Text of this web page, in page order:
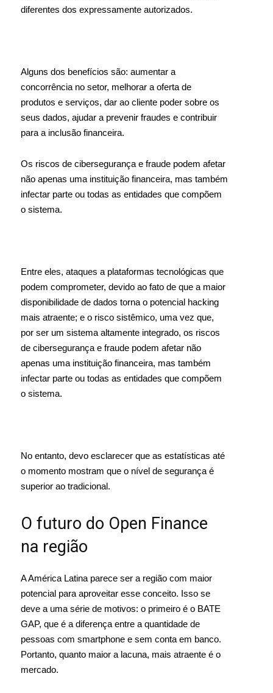
diferentes dos expressamente autorizados.
Alguns dos benefícios são: aumentar a
concorrência no setor, melhorar a oferta de
produtos e serviços, dar ao cliente poder sobre os
seus dados, ajudar a prevenir fraudes e contribuir
para a inclusão financeira.
Os riscos de cibersegurança e fraude podem afetar
não apenas uma instituição financeira, mas também
infectar parte ou todas as entidades que compõem
o sistema.
Entre eles, ataques a plataformas tecnológicas que
podem comprometer, devido ao fato de que a maior
disponibilidade de dados torna o potencial hacking
mais atraente; e o risco sistêmico, uma vez que,
por ser um sistema altamente integrado, os riscos
de cibersegurança e fraude podem afetar não
apenas uma instituição financeira, mas também
infectar parte ou todas as entidades que compõem
o sistema.
No entanto, devo esclarecer que as estatísticas até
o momento mostram que o nível de segurança é
superior ao tradicional.
O futuro do Open Finance
na região
A América Latina parece ser a região com maior
potencial para aproveitar esse conceito. Isso se
deve a uma série de motivos: o primeiro é o BATE
GAP, que é a diferença entre a quantidade de
pessoas com smartphone e sem conta em banco.
Portanto, quanto maior a lacuna, mais atraente é o
mercado.